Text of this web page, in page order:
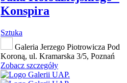
Konspira
Sztuka
Galeria Jerzego Piotrowicza Pod
Koroną, ul. Kramarska 3/5, Poznań
Zobacz szczegóły